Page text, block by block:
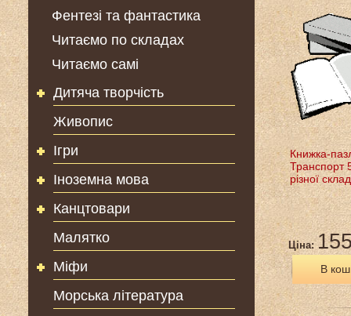
Фентезі та фантастика
Читаємо по складах
Читаємо самі
Дитяча творчість
Живопис
Ігри
Іноземна мова
Канцтовари
Малятко
Міфи
Морська література
Книжка-
Транспорт
різної
Ціна:
В